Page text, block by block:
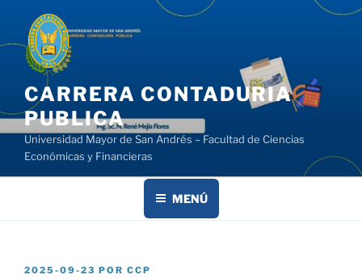
contenido
CARRERA CONTADURIA
PUBLICA
Universidad Mayor de San Andrés – Facultad de Ciencias
Económicas y Financieras
MENÚ
PUBLICADO
2025-09-23 POR CCP